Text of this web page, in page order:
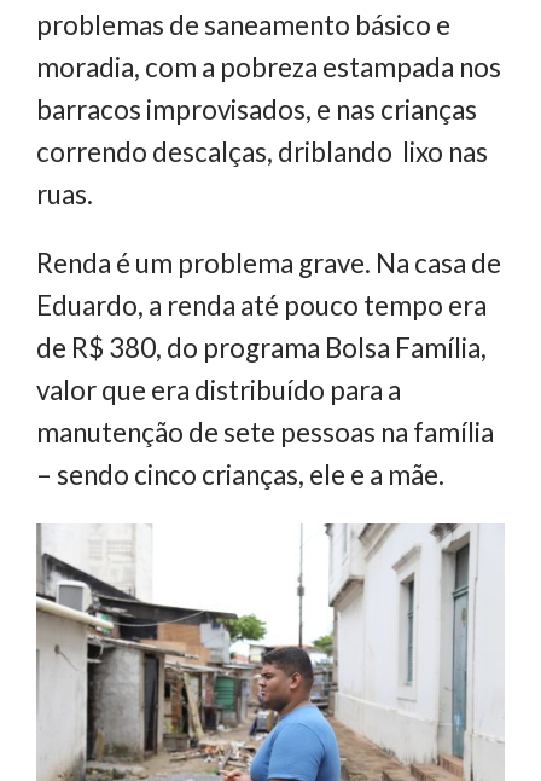
problemas de saneamento básico e
moradia, com a pobreza estampada nos
barracos improvisados, e nas crianças
correndo descalças, driblando lixo nas
ruas.
Renda é um problema grave. Na casa de
Eduardo, a renda até pouco tempo era
de R$ 380, do programa Bolsa Família,
valor que era distribuído para a
manutenção de sete pessoas na família
– sendo cinco crianças, ele e a mãe.